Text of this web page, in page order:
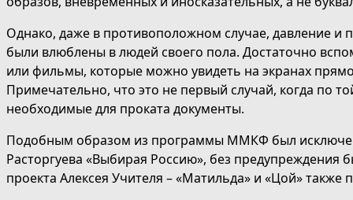
Однако, даже в противоположном случае, давление и
были влюблены в людей своего пола. Достаточно
или фильмы, которые можно увидеть на экранах
Примечательно, что это не первый случай, когда по
необходимые для проката документы.
Подобным образом из программы ММКФ был исключен
Расторгуева «Выбирая Россию», без предупреждения
проекта Алексея Учителя – «Матильда» и «Цой»